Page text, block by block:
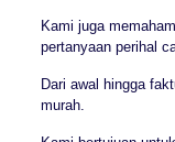
Kami juga
pertanyaan perihal
Dari awal hingga
murah.